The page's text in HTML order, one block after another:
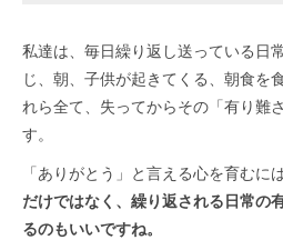
私達は、毎日繰り返し送っている日
じ、朝、子供が起きてくる、朝食を
れら全て、失ってからその「有り難
す。
「ありがとう」と言える心を育むには
だけではなく、繰り返される日常の
るのもいいですね。